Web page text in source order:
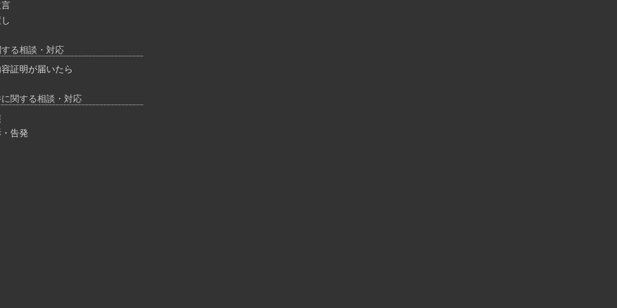
る相談・対応
証明が届いたら
関する相談・対応
告発